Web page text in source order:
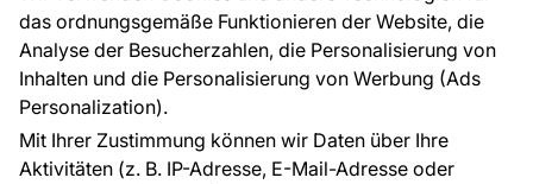
das ordnungsgemäße Funktionieren der Website, die
Analyse der Besucherzahlen, die Personalisierung von
Inhalten und die Personalisierung von Werbung (Ads
Personalization).
Mit Ihrer Zustimmung können wir Daten über Ihre
Aktivitäten (z. B. IP-Adresse, E-Mail-Adresse oder
Raumvisualisierung
FÜR SIE
Blog
EU-Projekte
Ratschläge und Tipps
ÜBER DAS UNTERNEHMEN